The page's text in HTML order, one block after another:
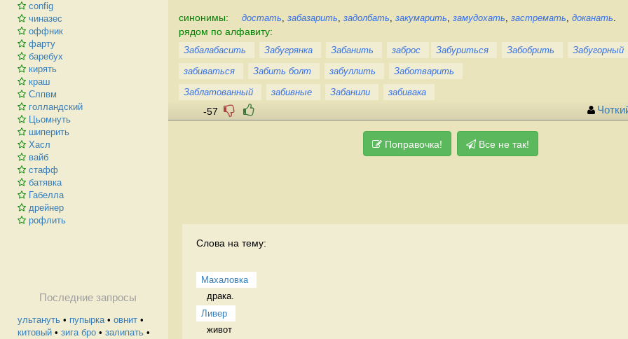
config
чиназес
оффник
фарту
баребух
кирять
краш
Слпвм
голландский
Цьомнуть
шиперить
Хасл
вайб
стафф
батявка
Габелла
дрейнер
рофлить
Последние запросы
ультануть • пупырка• овнит •
китовый • зига бро • залипать •
синонимы: достать забазарить задолбать закумарить замудохать застремать доканать
рядом по алфавиту:
Забалабасить Забугрянка Забанить заброс Забуриться Забобрить Забугорный
забиваться
Забить болт забуллить
Заботварить
Заблатованный
забивные Забанили забивака
-57
Поправочка! Все не так!
Слова на тему:
Махаловка
драка.
Ливер
живот